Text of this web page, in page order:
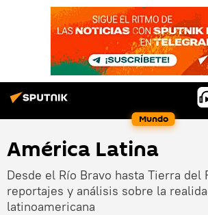
Mundo
América Latina
Desde el Río Bravo hasta Tierra del
reportajes y análisis sobre la
latinoamericana